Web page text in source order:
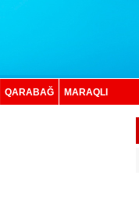
QARABAĞ MARAQLI